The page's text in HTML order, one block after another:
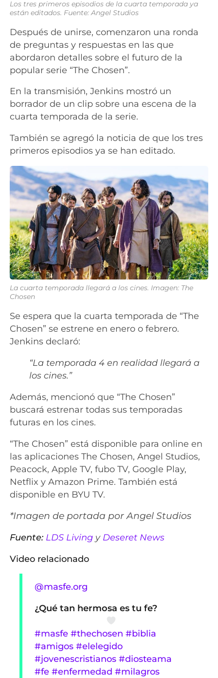
Los tres primeros episodios de la cuarta temporada ya
están editados. Fuente: Angel Studios
Después de unirse, comenzaron una ronda
de preguntas y respuestas en las que
abordaron detalles sobre el futuro de la
popular serie “The Chosen”.
En la transmisión, Jenkins mostró un
borrador de un clip sobre una escena de la
cuarta temporada de la serie.
También se agregó la noticia de que los tres
primeros episodios ya se han editado.
La cuarta temporada llegará a los cines. Imagen: The
Chosen
Se espera que la cuarta temporada de “The
Chosen” se estrene en enero o febrero.
Jenkins declaró:
“La temporada 4 en realidad llegará a
los cines.”
Además, mencionó que “The Chosen”
buscará estrenar todas sus temporadas
futuras en los cines.
“The Chosen” está disponible para online en
las aplicaciones The Chosen, Angel Studios,
Peacock, Apple TV, fubo TV, Google Play,
Netflix y Amazon Prime. También está
disponible en BYU TV.
*Imagen de portada por Angel Studios
Fuente: LDS Living y Deseret News
Video relacionado
@masfe.org
¿Qué tan hermosa es tu fe?
#masfe #thechosen #biblia
#amigos #elelegido
#jovenescristianos #diosteama
#fe #enfermedad #milagros